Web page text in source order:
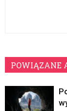
POWIĄZANE